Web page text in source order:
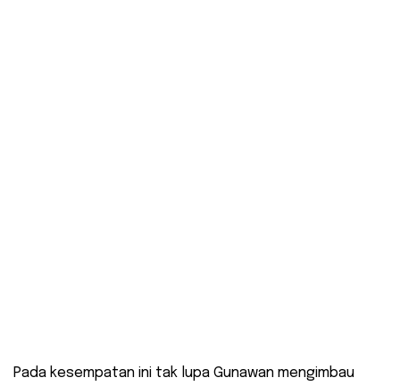
Pada kesempatan ini tak lupa Gunawan mengimbau